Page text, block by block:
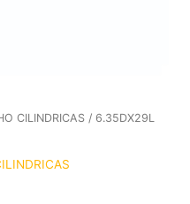
CILINDRICAS / 6.35DX29L